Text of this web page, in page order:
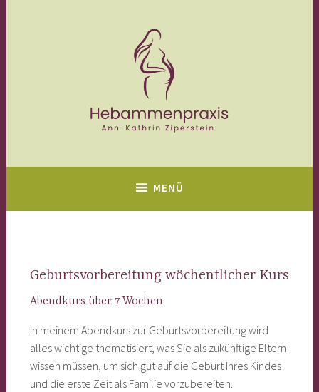
MENÜ
Geburtsvorbereitung wöchentlicher Kurs
Abendkurs über 7 Wochen
In meinem Abendkurs zur Geburtsvorbereitung wird
alles wichtige thematisiert, was Sie als zukünftige Eltern
wissen müssen, um sich gut auf die Geburt Ihres Kindes
und die erste Zeit als Familie vorzubereiten.